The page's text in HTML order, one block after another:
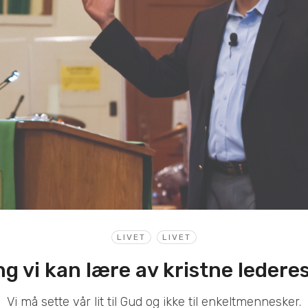
LIVET LIVET
vi kan lære av kristne
Vi må sette vår lit til Gud og ikke til enkeltmennesker.